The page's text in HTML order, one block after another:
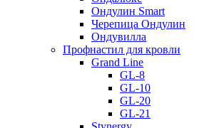
Ондулин Smart
Черепица Ондулин
Ондувилла
Профнастил для кровли
Grand Line
GL-8
GL-10
GL-20
GL-21